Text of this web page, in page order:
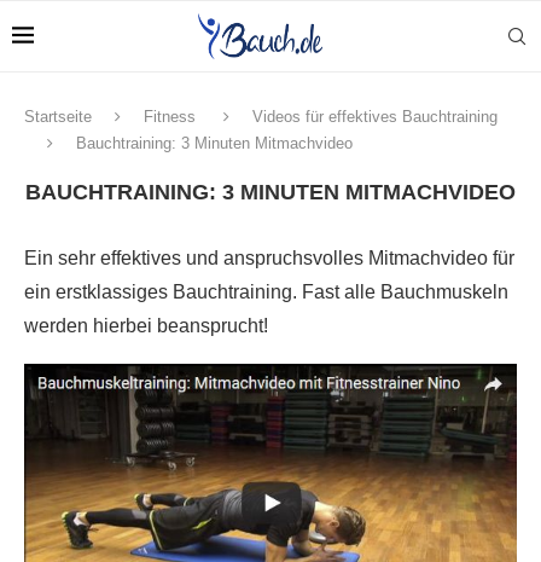
Startseite Fitness
Videos für effektives Bauchtraining
Bauchtraining: 3 Minuten Mitmachvideo
BAUCHTRAINING: 3 MINUTEN MITMACHVIDEO
Ein sehr effektives und anspruchsvolles Mitmachvideo für
ein erstklassiges Bauchtraining. Fast alle Bauchmuskeln
werden hierbei beansprucht!